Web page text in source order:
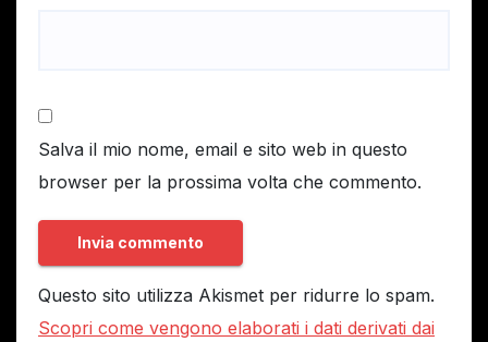
Salva il mio nome, email e sito web in questo
browser per la prossima volta che commento.
Questo sito utilizza Akismet per ridurre lo spam.
Scopri come vengono elaborati i dati derivati dai